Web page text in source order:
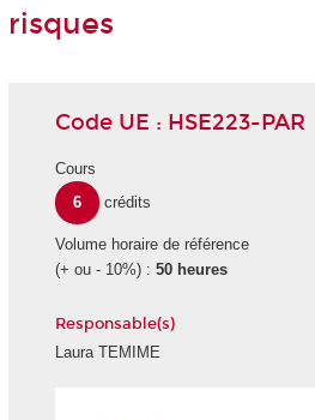
risques
Code UE : HSE223-PAR
Cours
6
crédits
Volume horaire de référence
(+ ou - 10%) : 50 heures
Responsable(s)
Laura TEMIME